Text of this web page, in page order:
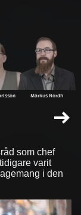
Markus Nordh
som chef
varit
i den